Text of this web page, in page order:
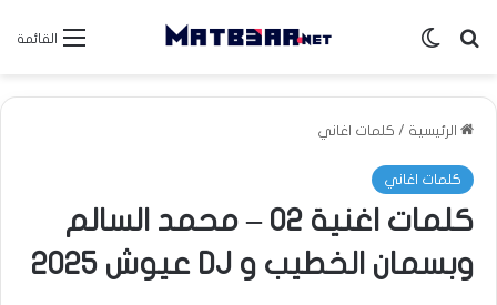
القائمة بحث عنالوضع المظلم
الرئيسية / كلمات اغاني
كلمات اغاني
كلمات اغنية O2 – محمد السالم
وبسمان الخطيب و DJ عيوش 2025